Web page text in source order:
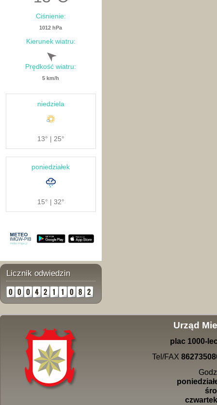
Ciśnienie:
1012 hPa
Kierunek wiatru:
Prędkość wiatru:
5 km/h
niedziela
13° | 25°
poniedziałek
15° | 32°
Licznik odwiedzin
Urząd
plac 1000-
Tel/FAX